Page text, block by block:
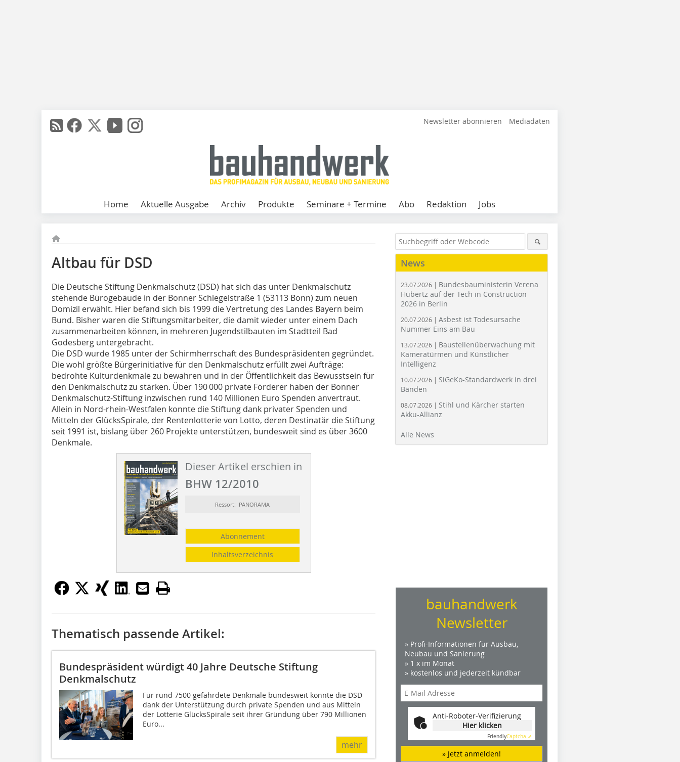
Newsletter abonnieren Mediadaten
Home Aktuelle Ausgabe Archiv Produkte Seminare + Termine Abo Redaktion Jobs
Altbau für DSD
Die Deutsche Stiftung Denkmalschutz (DSD) hat sich das unter Denkmalschutz
stehende Bürogebäude in der Bonner Schlegelstraße 1 (53113 Bonn) zum neuen
Domizil erwählt. Hier befand sich bis 1999 die Vertretung des Landes Bayern beim
Bund. Bisher waren die Stiftungsmitarbeiter, die damit wieder unter einem Dach
zusammenarbeiten können, in mehreren Jugendstilbauten im Stadtteil Bad
Godesberg untergebracht.
Die DSD wurde 1985 unter der Schirmherrschaft des Bundespräsidenten gegründet.
Die wohl größte Bürgerinitiative für den Denkmalschutz erfüllt zwei Aufträge:
bedrohte Kulturdenkmale zu bewahren und in der Öffentlichkeit das Bewusstsein für
den Denkmalschutz zu stärken. Über 190 000 private Förderer haben der Bonner
Denkmalschutz-Stif­tung inzwischen rund 140 Millionen Euro Spenden anvertraut.
Allein in Nord-rhein-Westfalen konnte die Stiftung dank privater Spenden und
Mitteln der GlücksSpirale, der Rentenlotterie von Lotto, deren Destinatär die Stiftung
seit 1991 ist, bislang über 260 Projekte unterstützen, bundesweit sind es über 3600
Denkmale.
Dieser Artikel erschien in
BHW 12/2010
Ressort: PANORAMA
Abonnement
Inhaltsverzeichnis
Thematisch passende Artikel:
Bundespräsident würdigt 40 Jahre Deutsche Stiftung
Denkmalschutz
Für rund 7500 gefährdete Denkmale bundesweit konnte die DSD
dank der Unterstützung durch private Spenden und aus Mitteln
der Lotterie GlücksSpirale seit ihrer Gründung über 790 Millionen
Euro...
mehr
News
23.07.2026 | Bundesbauministerin Verena
Hubertz auf der Tech in Construction
2026 in Berlin
20.07.2026 | Asbest ist Todesursache
Nummer Eins am Bau
13.07.2026 | Baustellenüberwachung mit
Kameratürmen und Künstlicher
Intelligenz
10.07.2026 | SiGeKo-Standardwerk in drei
Bänden
08.07.2026 | Stihl und Kärcher starten
Akku-Allianz
Alle News
bauhandwerk
Newsletter
» Profi-Informationen für Ausbau,
Neubau und Sanierung
» 1 x im Monat
» kostenlos und jederzeit kündbar
Anti-Roboter-Verifizierung
Hier klicken
FriendlyCaptcha ⇗
» Jetzt anmelden!